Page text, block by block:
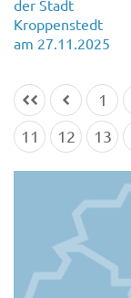
1
11
12 13